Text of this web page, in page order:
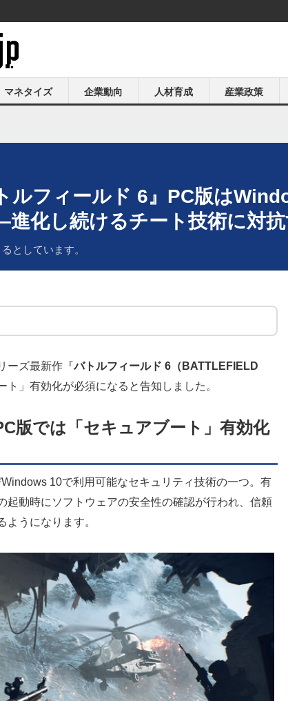
マネタイズ 企業動向 人材育成 産業政策
ルフィールド 6』PC版は
進化し続けるチート技術に対
としています。
ーズ最新作『バトルフィールド 6（BATTLEFIELD
」有効化が必須になると告知しました。
版では「セキュアブート」有効化
10で利用可能なセキュリティ技術の一つ。有
起動時にソフトウェアの安全性の確認が行われ、信頼
うになります。